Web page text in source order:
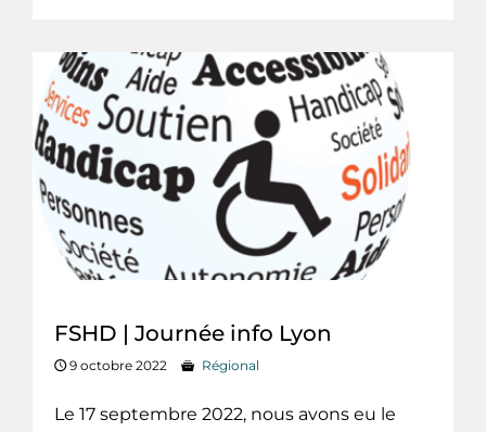
FSHD | Journée info Lyon
9 octobre 2022 Régional
Le 17 septembre 2022, nous avons eu le